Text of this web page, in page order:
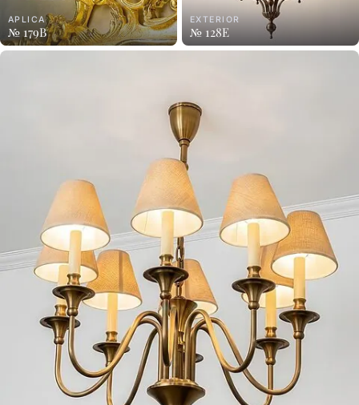
APLICA
№ 179B
EXTERIOR
№ 128E